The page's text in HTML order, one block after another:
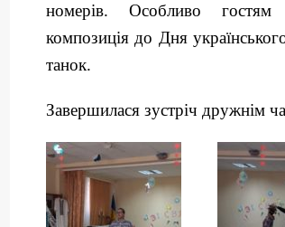
номерів. Особливо гостям
композиція до Дня
танок.
Завершилася зустріч дружнім